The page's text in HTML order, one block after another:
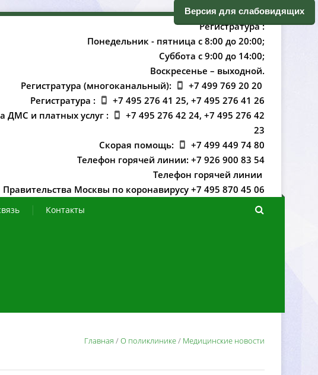
Регистратура :
Понедельник - пятница с 8:00 до 20:00;
Суббота с 9:00 до 14:00;
оскресенье – выходной.
Регистратура (многоканальный):
+7 499 769 20 20
Регистратура :
+7 495 276 41 25, +7 495 276 41 26
ДМС и платных услуг :
+7 495 276 42 24, +7 495 276 42
23
Скорая помощь:
+7 499 449 74 80
Телефон горячей линии: +7 926 900 83 54
Телефон горячей линии
Правительства Москвы по коронавирусу +7 495 870 45 06
Контакты
Главная /О поликлинике/ Медицинские новости
ерсия для слабовидящих